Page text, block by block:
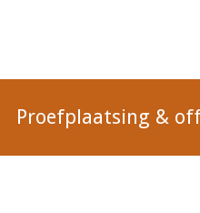
Proefplaatsing &